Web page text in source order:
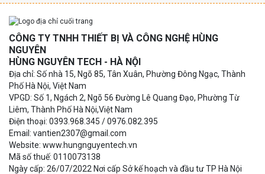
CÔNG TY TNHH THIẾT BỊ VÀ CÔNG NGHỆ HÙNG
NGUYÊN
HÙNG NGUYÊN TECH - HÀ NỘI
Địa chỉ: Số nhà 15, Ngõ 85, Tân Xuân, Phường Đông Ngạc, Thành
Phố Hà Nội, Việt Nam
VPGD: Số 1, Ngách 2, Ngõ 56 Đường Lê Quang Đạo, Phường Từ
Liêm, Thành Phố Hà Nội,Việt Nam
Điện thoại: 0393.968.345 / 0976.082.395
Email: vantien2307@gmail.com
Website: www.hungnguyentech.vn
Mã số thuế: 0110073138
Ngày cấp: 26/07/2022 Nơi cấp Sở kế hoạch và đầu tư TP Hà Nội